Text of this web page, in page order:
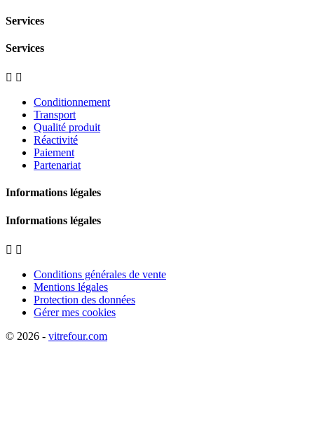
Services
Services
 
Conditionnement
Transport
Qualité produit
Réactivité
Paiement
Partenariat
Informations légales
Informations légales
 
Conditions générales de vente
Mentions légales
Protection des données
Gérer mes cookies
© 2026 - vitrefour.com